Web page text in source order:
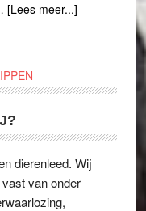
[Lees meer...]
dierenleed. Wij
van onder